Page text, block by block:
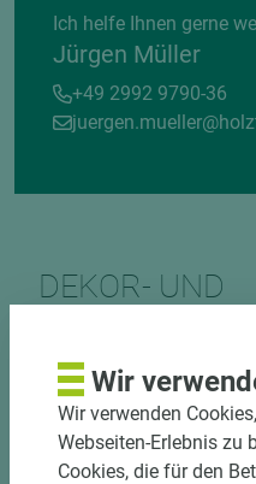
Ich helfe Ihnen gerne
Jürgen Müller
+49 2992 9790-36
DEKOR- UND
Wir
Wir verwenden
Webseiten-Erlebnis zu
Cookies, die für den